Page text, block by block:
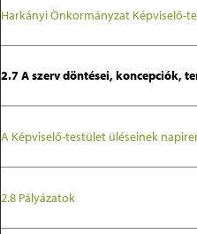
Harkányi Önkormányzat Képviselő-
2.7 A szerv döntései, koncepciók,
A Képviselő-testület üléseinek
2.8 Pályázatok